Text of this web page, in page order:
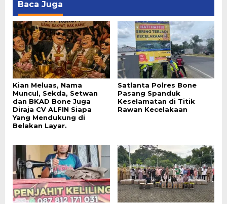
Baca Juga
Kian Meluas, Nama
Muncul, Sekda, Setwan
dan BKAD Bone Juga
Diraja CV ALFIN Siapa
Yang Mendukung di
Belakan Layar.
Satlanta Polres Bone
Pasang Spanduk
Keselamatan di Titik
Rawan Kecelakaan